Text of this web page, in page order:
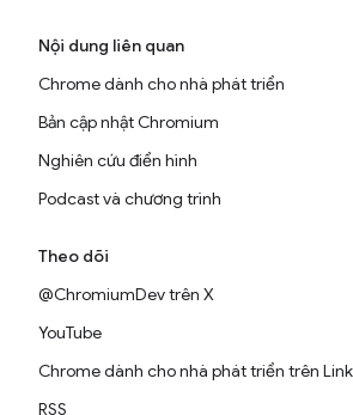
Nội dung liên quan
Chrome dành cho nhà phát triển
Bản cập nhật Chromium
Nghiên cứu điển hình
Podcast và chương trình
Theo dõi
@ChromiumDev trên X
YouTube
Chrome dành cho nhà phát triển trên
RSS